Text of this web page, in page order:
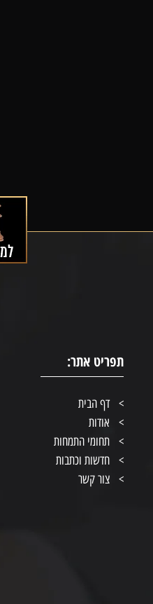
תפריט אתר:
דף הבית
אודות
תחומי התמחות
חדשות וכתבות
צור קשר